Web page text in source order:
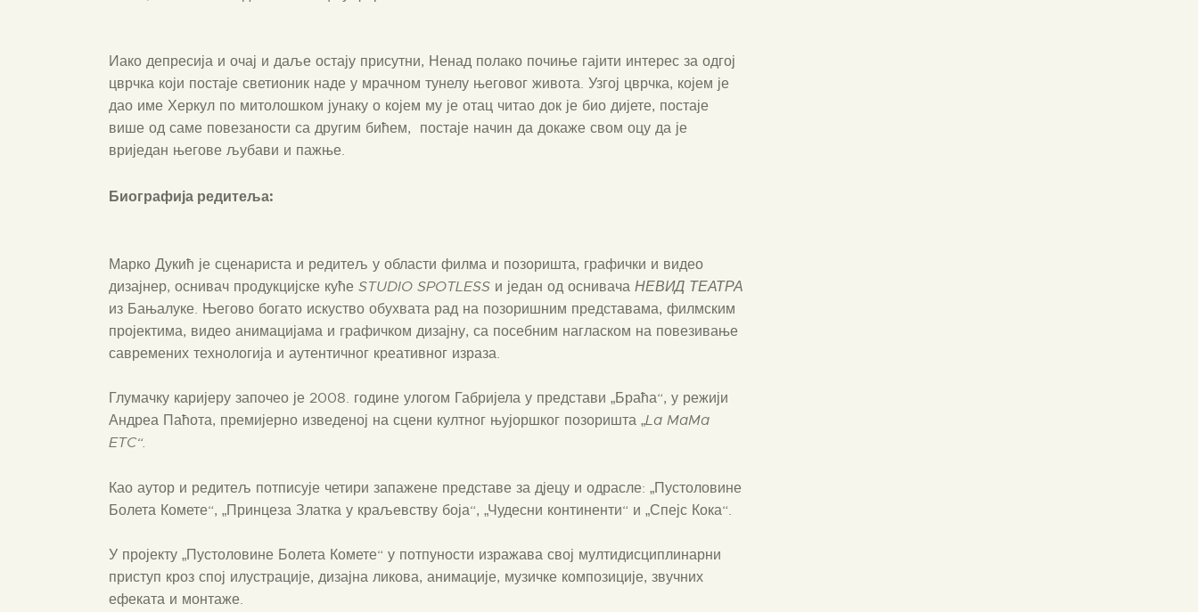
Иако депресија и очај и даље остају присутни, Ненад полако почиње гајити интерес за одгој
цврчка који постаје светионик наде у мрачном тунелу његовог живота. Узгој цврчка, којем је
дао име Херкул по митолошком јунаку о којем му је отац читао док је био дијете, постаје
више од саме повезаности са другим бићем, постаје начин да докаже свом оцу да је
вриједан његове љубави и пажње.
Биографија редитеља:
Марко Дукић је сценариста и редитељ у области филма и позоришта, графички и видео
дизајнер, оснивач продукцијске куће STUDIO SPOTLESS и један од оснивача НЕВИД ТЕАТРА
из Бањалуке. Његово богато искуство обухвата рад на позоришним представама, филмским
пројектима, видео анимацијама и графичком дизајну, са посебним нагласком на повезивање
савремених технологија и аутентичног креативног израза.
Глумачку каријеру започео је 2008. године улогом Габријела у представи „Браћа“, у режији
Андреа Паћота, премијерно изведеној на сцени култног њујоршког позоришта „La MaMa
ETC“.
Као аутор и редитељ потписује четири запажене представе за дјецу и одрасле: „Пустоловине
Болета Комете“, „Принцеза Златка у краљевству боја“, „Чудесни континенти“ и „Спејс Кока“.
У пројекту „Пустоловине Болета Комете“ у потпуности изражава свој мултидисциплинарни
приступ кроз спој илустрације, дизајна ликова, анимације, музичке композиције, звучних
ефеката и монтаже.